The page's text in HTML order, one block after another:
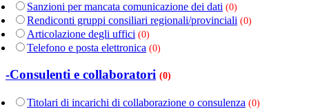
Sanzioni per mancata comunicazione dei dati (0)
Rendiconti gruppi consiliari regionali/provinciali (0)
Articolazione degli uffici (0)
Telefono e posta elettronica (0)
-Consulenti e collaboratori (0)
Titolari di incarichi di collaborazione o consulenza (0)